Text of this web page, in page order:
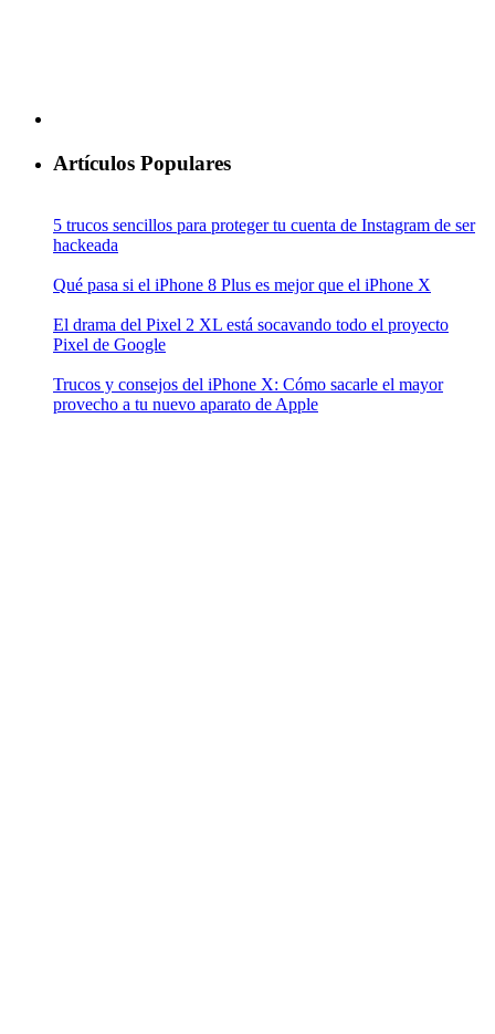
Artículos Populares
5 trucos sencillos para proteger tu cuenta de Instagram de ser
hackeada
Qué pasa si el iPhone 8 Plus es mejor que el iPhone X
El drama del Pixel 2 XL está socavando todo el proyecto
Pixel de Google
Trucos y consejos del iPhone X: Cómo sacarle el mayor
provecho a tu nuevo aparato de Apple